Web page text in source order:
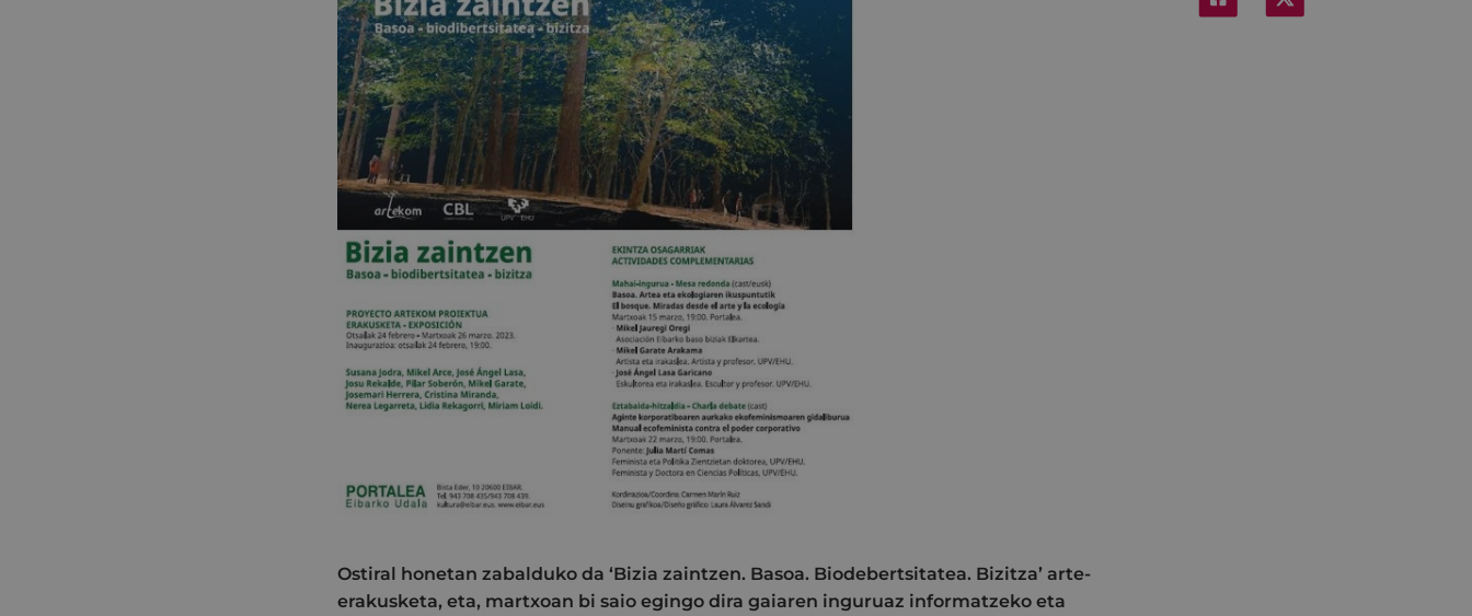
Ostiral honetan zabalduko da ‘Bizia zaintzen. Basoa. Biodebertsitatea. Bizitza’ arte-
erakusketa, eta, martxoan bi saio egingo dira gaiaren inguruaz informatzeko eta